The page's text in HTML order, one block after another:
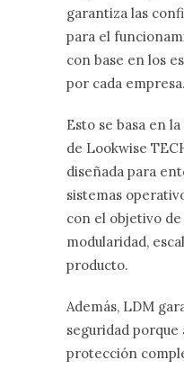
garantiza las
para el
con base en los
por cada empresa.
Esto se basa en
de Lookwise
diseñada para
sistemas
con el objetivo
modularidad,
producto.
Además, LDM
seguridad porque
protección